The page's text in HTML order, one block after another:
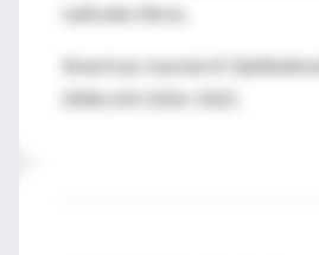
radicales libres.
American Journal of
2006;141:1016-1021